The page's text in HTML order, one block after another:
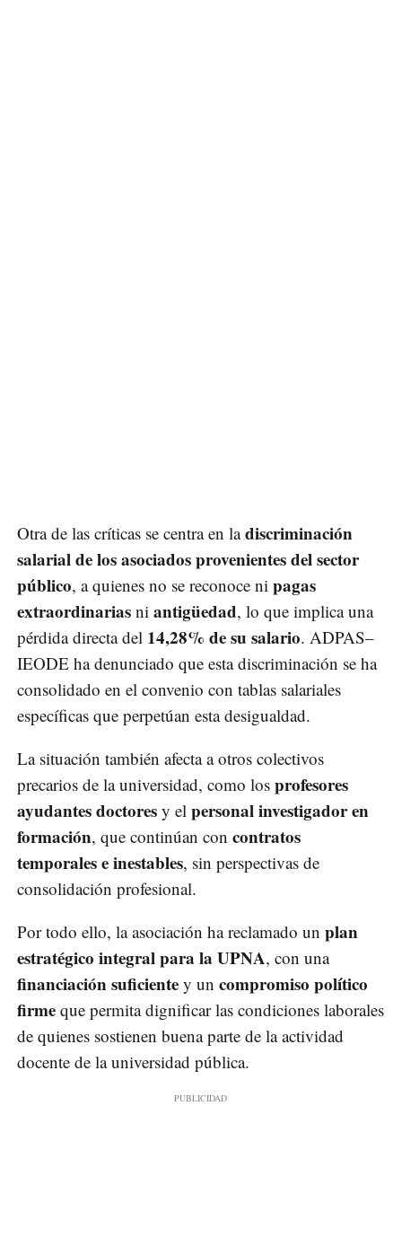
Otra de las críticas se centra en ladiscriminación
salarial de los asociados provenientes del sector
público, a quienes no se reconoce ni pagas
extraordinarias ni antigüedad, lo que implica una
pérdida directa del 14,28% de su salario. ADPAS–
IEODE ha denunciado que esta discriminación se ha
consolidado en el convenio con tablas salariales
específicas que perpetúan esta desigualdad.
La situación también afecta a otros colectivos
precarios de la universidad, como los profesores
ayudantes doctores y el personal investigador en
formación, que continúan con contratos
temporales e inestables, sin perspectivas de
consolidación profesional.
Por todo ello, la asociación ha reclamado un plan
estratégico integral para la UPNA, con una
financiación suficiente y un compromiso político
firme que permita dignificar las condiciones laborales
de quienes sostienen buena parte de la actividad
docente de la universidad pública.